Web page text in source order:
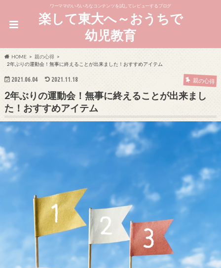
ワーママのいろいろなコンテンツを試してレビューするブログ
楽して東大へ～おうちで
幼児教育
HOME
親の心得
2年ぶりの運動会！無事に終えることが出来ました！おすすめアイテム
2021.06.04 2021.11.18 親の心得
2年ぶりの運動会！無事に終えることが出来まし
た！おすすめアイテム